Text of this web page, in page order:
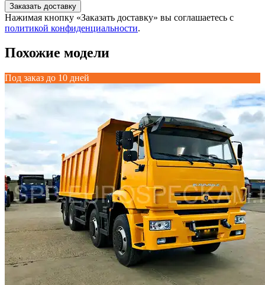
Заказать доставку
Нажимая кнопку «Заказать доставку» вы соглашаетесь с
политикой конфиденциальности.
Похожие модели
Под заказ до 10 дней